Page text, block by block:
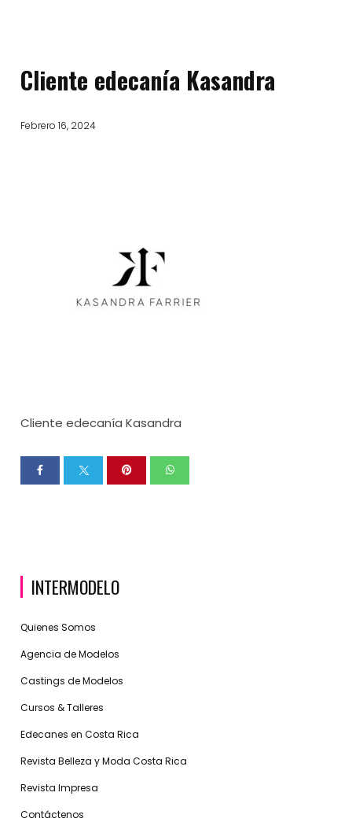
Cliente edecanía Kasandra
Febrero 16, 2024
Cliente edecanía Kasandra
INTERMODELO
Quienes Somos
Agencia de Modelos
Castings de Modelos
Cursos & Talleres
Edecanes en Costa Rica
Revista Belleza y Moda Costa Rica
Revista Impresa
Contáctenos